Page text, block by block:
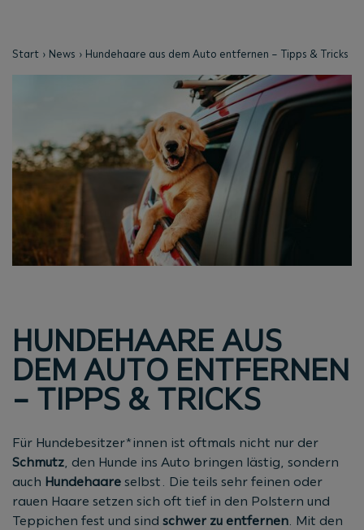
Start News Hundehaare aus dem Auto entfernen – Tipps & Tricks
HUNDEHAARE AUS
DEM AUTO ENTFERNEN
– TIPPS & TRICKS
Für Hundebesitzer*innen ist oftmals nicht nur der
Schmutz, den Hunde ins Auto bringen lästig, sondern
auch Hundehaare selbst. Die teils sehr feinen oder
rauen Haare setzen sich oft tief in den Polstern und
Teppichen fest und sind schwer zu entfernen. Mit den